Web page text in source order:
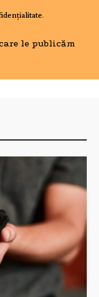
.
le publicăm